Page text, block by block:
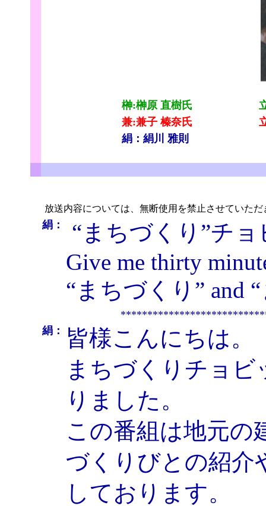
榊:榊原 直樹氏
兼:兼子 榛奈氏
絹：絹川 雅則
放送内容については、無断使用を禁止させていただ
絹：
“まちづくり”チ
Give me thirty
“まちづくり” and
絹：
皆様こんにちは。
まちづくりチョ
りました。
この番組は地元の
づくりびとの紹介
しております。